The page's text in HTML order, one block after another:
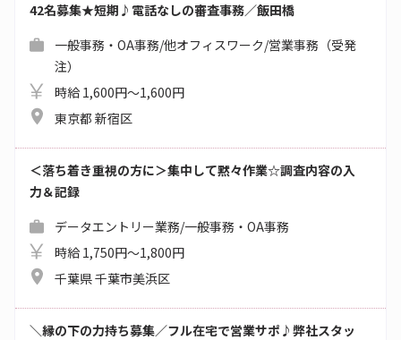
42名募集★短期♪電話なしの審査事務／飯田橋
一般事務・OA事務/他オフィスワーク/営業事務（受発
注）
時給 1,600円～1,600円
東京都 新宿区
＜落ち着き重視の方に＞集中して黙々作業☆調査内容の入
力＆記録
データエントリー業務/一般事務・OA事務
時給 1,750円～1,800円
千葉県 千葉市美浜区
＼縁の下の力持ち募集／フル在宅で営業サポ♪弊社スタッ